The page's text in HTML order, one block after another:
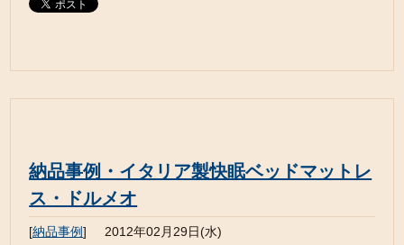
納品事例・イタリア製快眠ベッドマットレ
ス・ドルメオ
[納品事例] 2012年02月29日(水)